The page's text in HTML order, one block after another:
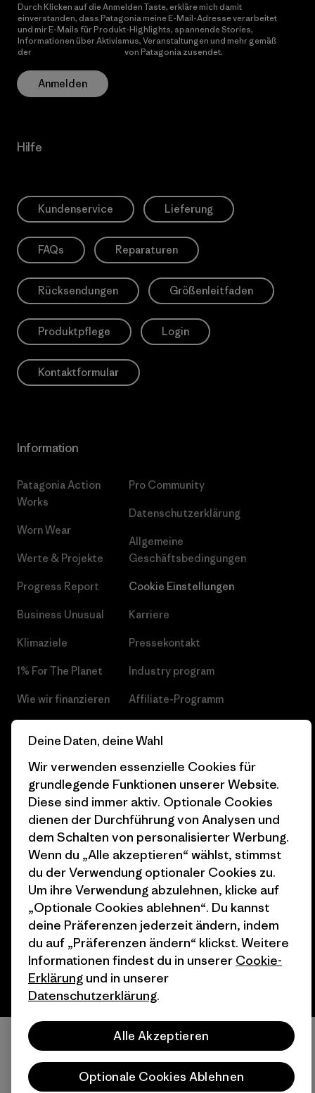
Durch Klicken auf die Anmelden Taste, erkläre mich damit
einverstanden, dass Patagonia meine E-Mail-Adresse verarbeitet
und mir E-Mails für Produkt-Highlights, spannende Stories,
Informationen über Aktivismus, Veranstaltungen und mehr gemäß
der
von Patagonia zusendet.
Anmelden
Hilfe
Kundenservice Lieferung
FAQs Reparaturen
Rücksendungen Größenleitfaden
Produktpflege Login
Kontaktformular
Information
Patagonia Action
Works
Worn Wear
Werte & Projekte
Progress Report
Business Unusual
Klimaziele
1% For The Planet
Wie wir finanzieren
Nähe
Pro Community
Datenschutzerklärung
Allgemeine
Geschäftsbedingungen
Cookie Einstellungen
Karriere
Pressekontakt
Industry program
Affiliate-Programm
Seitenverzeichnis
© 2026 Patagonia, Inc. All Rights Reserved.
Deutsch
Deine Daten, deine Wahl
Wir verwenden essenzielle Cookies für
grundlegende Funktionen unserer Website.
Diese sind immer aktiv. Optionale Cookies
dienen der Durchführung von Analysen und
dem Schalten von personalisierter Werbung.
Wenn du „Alle akzeptieren“ wählst, stimmst
du der Verwendung optionaler Cookies zu.
Um ihre Verwendung abzulehnen, klicke auf
„Optionale Cookies ablehnen“. Du kannst
deine Präferenzen jederzeit ändern, indem
du auf „Präferenzen ändern“ klickst. Weitere
Informationen findest du in unserer Cookie-
Erklärung und in unserer
Datenschutzerklärung.
Alle Akzeptieren
Optionale Cookies Ablehnen